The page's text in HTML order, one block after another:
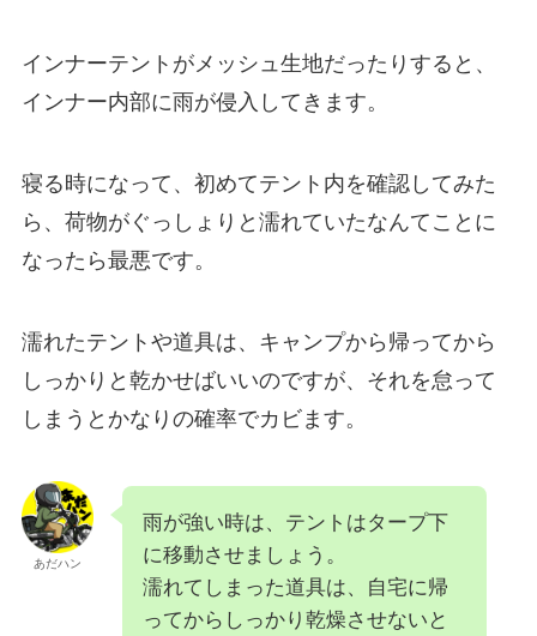
インナーテントがメッシュ生地だったりすると、
インナー内部に雨が侵入してきます。
寝る時になって、初めてテント内を確認してみた
ら、荷物がぐっしょりと濡れていたなんてことに
なったら最悪です。
濡れたテントや道具は、キャンプから帰ってから
しっかりと乾かせばいいのですが、それを怠って
しまうとかなりの確率でカビます。
あだハン
雨が強い時は、テントはタープ下
に移動させましょう。
濡れてしまった道具は、自宅に帰
ってからしっかり乾燥させないと